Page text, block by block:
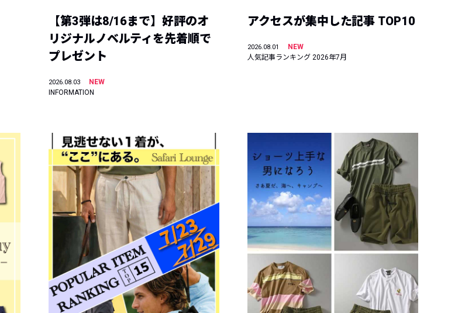
【第3弾は8/16まで】好評のオ
リジナルノベルティを先着順で
プレゼント
2026.08.03
NEW
INFORMATION
アクセスが集中した記事 TOP10
2026.08.01
NEW
人気記事ランキング 2026年7月